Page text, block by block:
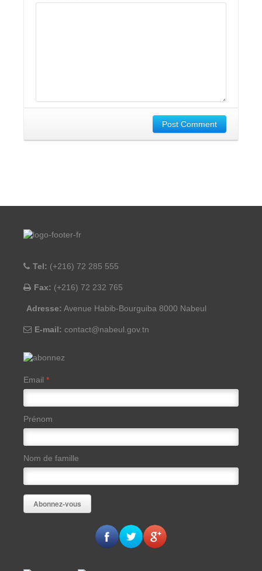
Post Comment
Tel: (+216) 72 285 555
Fax: (+216) 72 232 765
Adresse: Avenue Habib-Bourguiba 8000 Nabeul
E-mail: contact@nabeul.gov.tn
Email *
Prénom
Nom de famille